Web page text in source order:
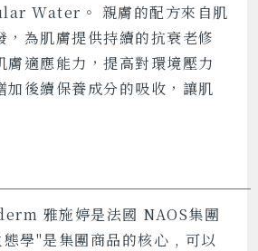
Water。 親膚的配方來自肌
，為肌膚提供持續的抗衰老修
膚適應能力，提高對環境壓力
加後續保養成分的吸收，讓肌
雅施婷是法國 NAOS集團
學"是集團商品的核心 , 可以